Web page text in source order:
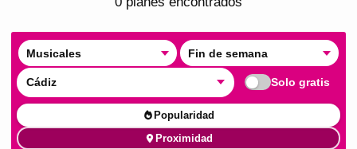
Musicales Fin de semana
Cádiz Solo gratis
Popularidad
Proximidad